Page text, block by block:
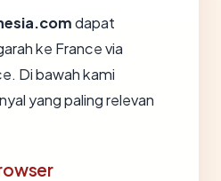
dapat
ke France via
Di bawah kami
yang paling relevan